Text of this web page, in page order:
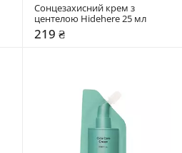
Сонцезахисний крем з
центелою Hidehere 25 мл
219 ₴